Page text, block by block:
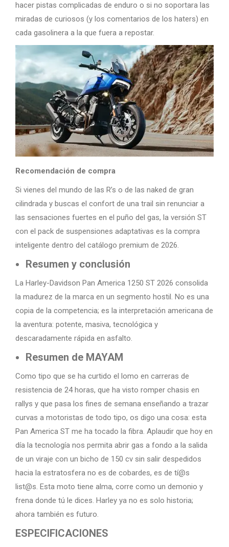
hacer pistas complicadas de enduro o si no soportara las
miradas de curiosos (y los comentarios de los haters) en
cada gasolinera a la que fuera a repostar.
Recomendación de compra
Si vienes del mundo de las R’s o de las naked de gran
cilindrada y buscas el confort de una trail sin renunciar a
las sensaciones fuertes en el puño del gas, la versión ST
con el pack de suspensiones adaptativas es la compra
inteligente dentro del catálogo premium de 2026.
Resumen y conclusión
La Harley-Davidson Pan America 1250 ST 2026 consolida
la madurez de la marca en un segmento hostil. No es una
copia de la competencia; es la interpretación americana de
la aventura: potente, masiva, tecnológica y
descaradamente rápida en asfalto.
Resumen de MAYAM
Como tipo que se ha curtido el lomo en carreras de
resistencia de 24 horas, que ha visto romper chasis en
rallys y que pasa los fines de semana enseñando a trazar
curvas a motoristas de todo tipo, os digo una cosa: esta
Pan America ST me ha tocado la fibra. Aplaudir que hoy en
día la tecnología nos permita abrir gas a fondo a la salida
de un viraje con un bicho de 150 cv sin salir despedidos
hacia la estratosfera no es de cobardes, es de tí@s
list@s. Esta moto tiene alma, corre como un demonio y
frena donde tú le dices. Harley ya no es solo historia;
ahora también es futuro.
ESPECIFICACIONES